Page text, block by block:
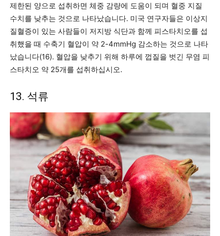
제한된 양으로 섭취하면 체중 감량에 도움이 되며 혈중 지질
수치를 낮추는 것으로 나타났습니다. 미국 연구자들은 이상지
질혈증이 있는 사람들이 저지방 식단과 함께 피스타치오를 섭
취했을 때 수축기 혈압이 약 2-4mmHg 감소하는 것으로 나타
났습니다(16). 혈압을 낮추기 위해 하루에 껍질을 벗긴 무염 피
스타치오 약 25개를 섭취하십시오.
13. 석류